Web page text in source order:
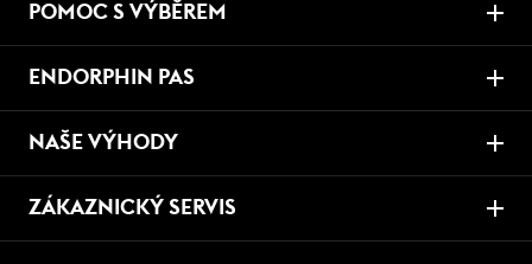
POMOC S VÝBĚREM
ENDORPHIN PAS
NAŠE VÝHODY
ZÁKAZNICKÝ SERVIS